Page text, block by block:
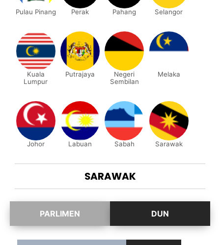
Pulau Pinang Perak Pahang Selangor
Kuala
Lumpur
Putrajaya
Negeri
Sembilan
Melaka
Johor Labuan Sabah Sarawak
SARAWAK